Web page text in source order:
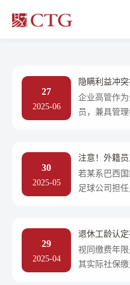
27
2025-06
隐瞒利益冲
法院这样判
企业高管作
员，兼具管
遵守公司法
工的勤勉尽
30
2025-05
注意！外籍
务，可能面
若某系巴西
足球公司担
司为其注销
绝。若某遂
29
2025-04
退休工龄认
如何处理?
视同缴费年限
其实际社保